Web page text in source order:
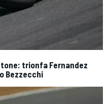
trionfa Fernandez
Bezzecchi